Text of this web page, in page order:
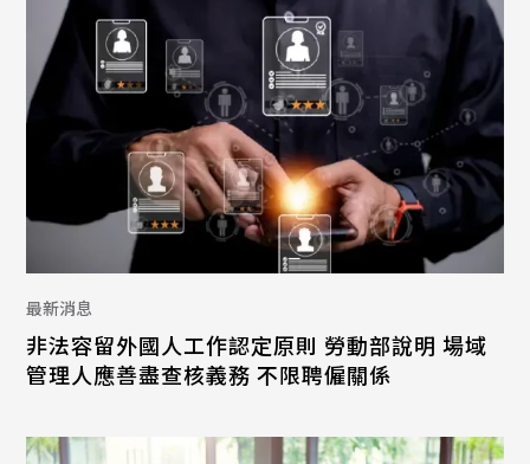
最新消息
非法容留外國人工作認定原則 勞動部說明 場域
管理人應善盡查核義務 不限聘僱關係